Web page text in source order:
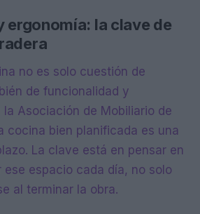
ergonomía: la clave de
no es solo cuestión de
de funcionalidad y
la Asociación de Mobiliario de
cocina bien planificada es una
La clave está en pensar en
espacio cada día, no solo
al terminar la obra.